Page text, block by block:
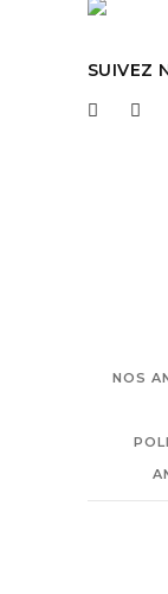
SUIVEZ
NOS